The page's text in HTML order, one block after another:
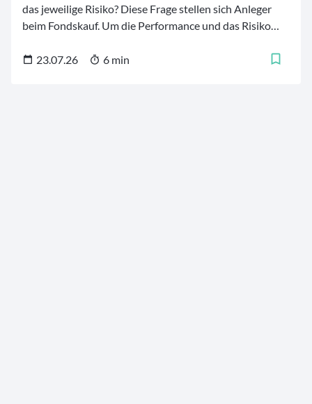
das jeweilige Risiko? Diese Frage stellen sich Anleger
beim Fondskauf. Um die Performance und das Risiko
vergleichen zu können, stehen mehrere
23.07.26 6 min